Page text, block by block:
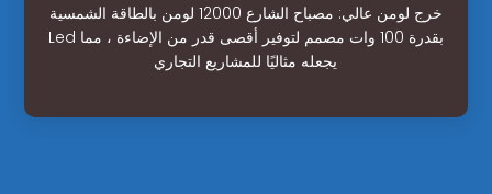
خرج لومن عالي: مصباح الشارع 12000 لومن بالطاقة الشمسية
Led بقدرة 100 وات مصمم لتوفير أقصى قدر من الإضاءة ، مما
يجعله مثاليًا للمشاريع التجاري